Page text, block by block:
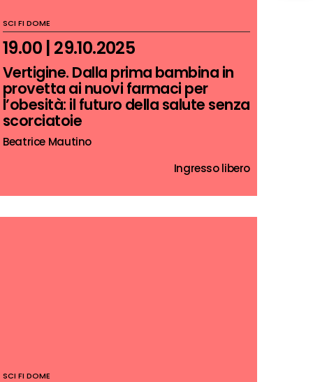
SCI FI DOME
19.00 | 29.10.2025
Vertigine. Dalla prima bambina in
provetta ai nuovi farmaci per
l’obesità: il futuro della salute senza
scorciatoie
Beatrice Mautino
Ingresso libero
SCI FI DOME